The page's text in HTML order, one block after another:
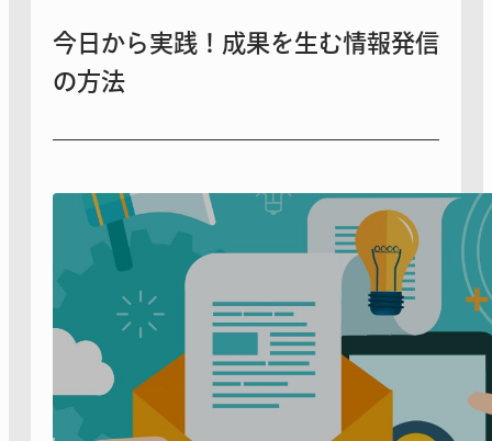
今日から実践！成果を生む情報発信
の方法